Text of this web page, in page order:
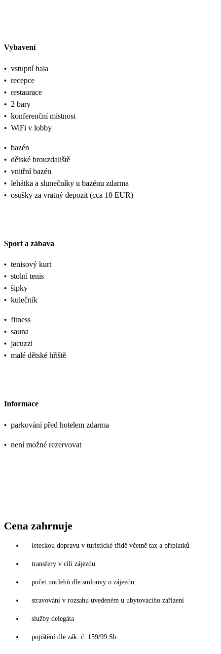
Vybavení
• vstupní hala
• recepce
• restaurace
• 2 bary
• konferenční místnost
• WiFi v lobby
• bazén
• dětské brouzdaliště
• vnitřní bazén
• lehátka a slunečníky u bazénu zdarma
• osušky za vratný depozit (cca 10 EUR)
Sport a zábava
• tenisový kurt
• stolní tenis
• šipky
• kulečník
• fitness
• sauna
• jacuzzi
• malé dětské hřiště
Informace
• parkování před hotelem zdarma
• není možné rezervovat
Cena zahrnuje
leteckou dopravu v turistické třídě včetně tax a příplatků
transfery v cíli zájezdu
počet noclehů dle smlouvy o zájezdu
stravování v rozsahu uvedeném u ubytovacího zařízení
služby delegáta
pojištění dle zák. č. 159/99 Sb.